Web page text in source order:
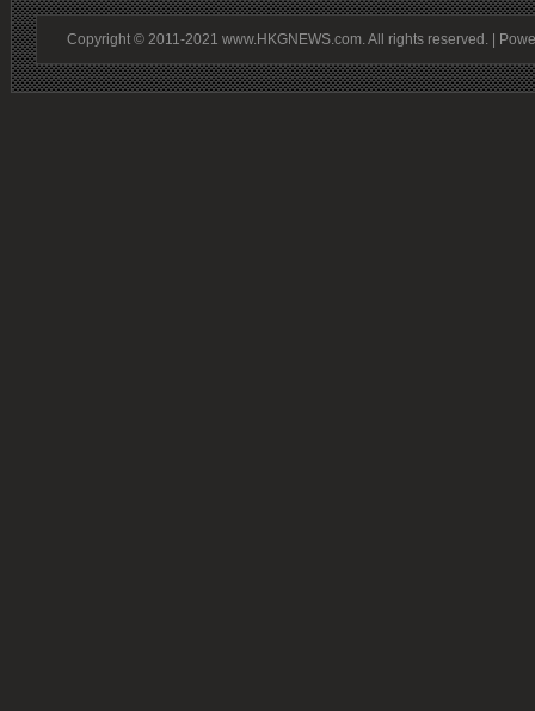
Copyright © 2011-2021 www.HKGNEWS.com. All rights reserved. |